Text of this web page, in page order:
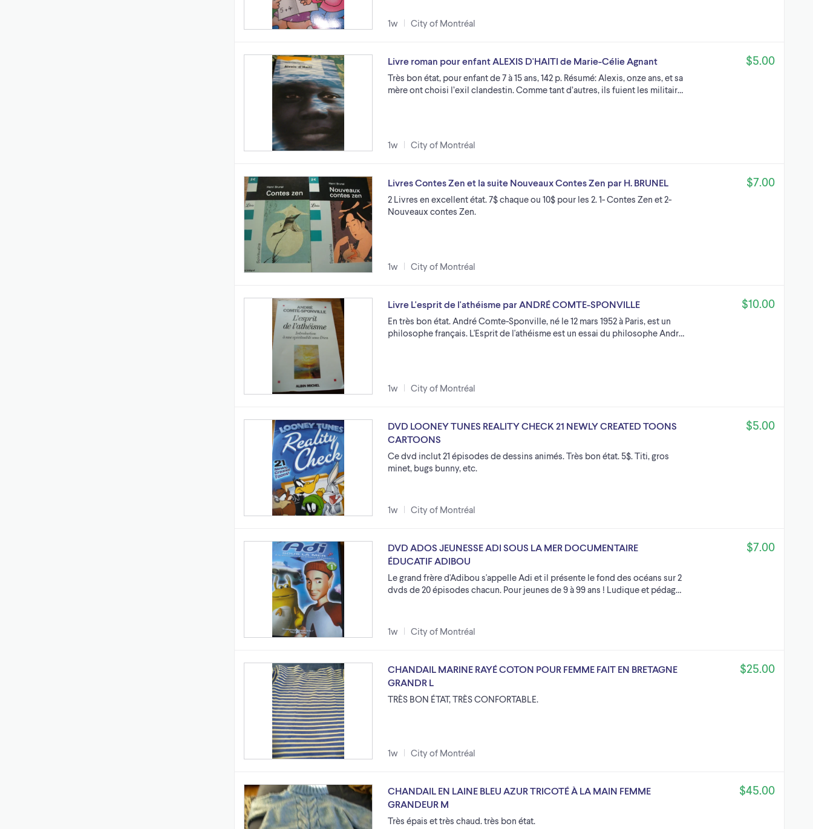
1w City of Montréal
Livre roman pour enfant ALEXIS D'HAITI de Marie-Célie Agnant
Très bon état, pour enfant de 7 à 15 ans, 142 p. Résumé: Alexis, onze ans, et sa
mère ont choisi l’exil clandestin. Comme tant d’autres, ils fuient les militair…
1w City of Montréal
$5.00
Livres Contes Zen et la suite Nouveaux Contes Zen par H. BRUNEL
2 Livres en excellent état. 7$ chaque ou 10$ pour les 2. 1- Contes Zen et 2-
Nouveaux contes Zen.
1w City of Montréal
$7.00
Livre L'esprit de l'athéisme par ANDRÉ COMTE-SPONVILLE
En très bon état. André Comte-Sponville, né le 12 mars 1952 à Paris, est un
philosophe français. L'Esprit de l'athéisme est un essai du philosophe Andr…
1w City of Montréal
$10.00
DVD LOONEY TUNES REALITY CHECK 21 NEWLY CREATED TOONS
CARTOONS
Ce dvd inclut 21 épisodes de dessins animés. Très bon état. 5$. Titi, gros
minet, bugs bunny, etc.
1w City of Montréal
$5.00
DVD ADOS JEUNESSE ADI SOUS LA MER DOCUMENTAIRE
ÉDUCATIF ADIBOU
Le grand frère d'Adibou s'appelle Adi et il présente le fond des océans sur 2
dvds de 20 épisodes chacun. Pour jeunes de 9 à 99 ans ! Ludique et pédag…
1w City of Montréal
$7.00
CHANDAIL MARINE RAYÉ COTON POUR FEMME FAIT EN BRETAGNE
GRANDR L
TRÈS BON ÉTAT, TRÈS CONFORTABLE.
1w City of Montréal
$25.00
CHANDAIL EN LAINE BLEU AZUR TRICOTÉ À LA MAIN FEMME
GRANDEUR M
Très épais et très chaud. très bon état.
$45.00